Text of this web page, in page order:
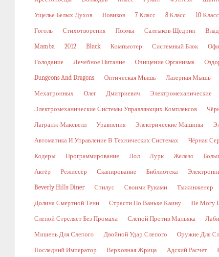
Ущелье Белых Духов Новиков 7 Класс 8 Класс 10 Класс
Гоголь Стихотворения Поэмы Салтыков-Щедрин
Mamba 2012 Black Компьютер Системный Блок
Голодание Лечебное Питание Очищение Организма
Dungeons And Dragons Оптическая Мышь Лазерная Мышь
Мехатронных Олег Дмитриевич Электромеханические
Электромеханические Системы Управляющих Комплексов
Лагранж-Максвелл Уравнения Электрические Машины
Автоматика И Управление В Технических Системах Чёрная
Кодеры Программирование Лол Лурк Железо
Актёр Режиссёр Сканирование Библиотека
Beverly Hills Diner Стилус Своими Руками Тыжинженер
Долина Смертной Тени Страсти По Ваньке Каину Не Могу
Слепой Стреляет Без Промаха Слепой Против Маньяка
Мишень Для Слепого Двойной Удар Слепого Оружие Для
Последний Император Верховная Жрица Адский Расчет